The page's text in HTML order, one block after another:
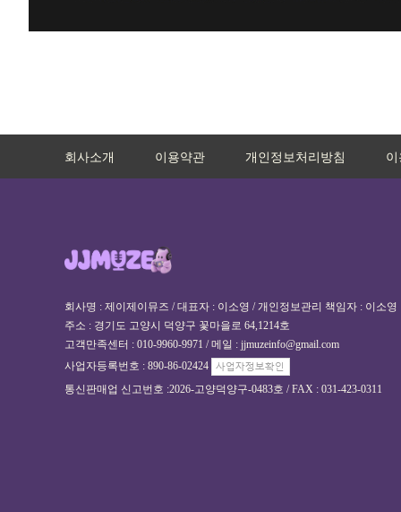
회사소개 이용약관 개인정보처리방침
회사명 : 제이제이뮤즈 / 대표자 : 이소영 / 개인정보관리 책임자 : 이소영
주소 : 경기도 고양시 덕양구 꽃마을로 64,1214호
고객만족센터 : 010-9960-9971 / 메일 : jjmuzeinfo@gmail.com
사업자등록번호 : 890-86-02424
통신판매업 신고번호 :2026-고양덕양구-0483호 / FAX : 031-423-0311